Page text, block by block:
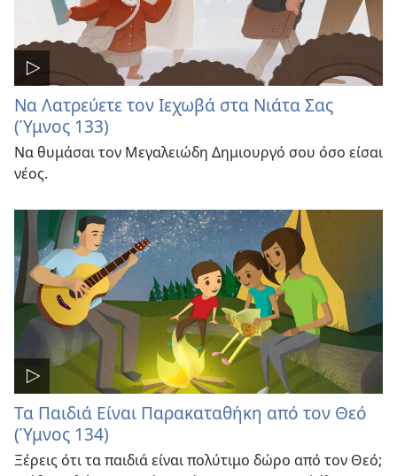
Να Λατρεύετε τον Ιεχωβά στα Νιάτα Σας
(Ύμνος 133)
Να θυμάσαι τον Μεγαλειώδη Δημιουργό σου όσο είσαι
νέος.
Τα Παιδιά Είναι Παρακαταθήκη από τον Θεό
(Ύμνος 134)
Ξέρεις ότι τα παιδιά είναι πολύτιμο δώρο από τον Θεό;